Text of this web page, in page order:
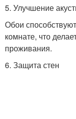
5. Улучшение
Обои
комнате, что
проживания.
6. Защита стен